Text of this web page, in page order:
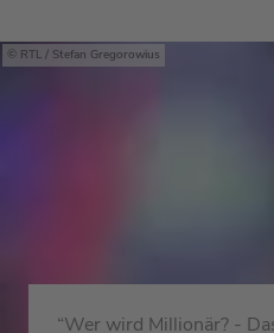
RTL / Stefan Gregorowius
“Wer wird Millionär? -